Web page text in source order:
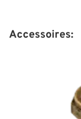
Accessoires: